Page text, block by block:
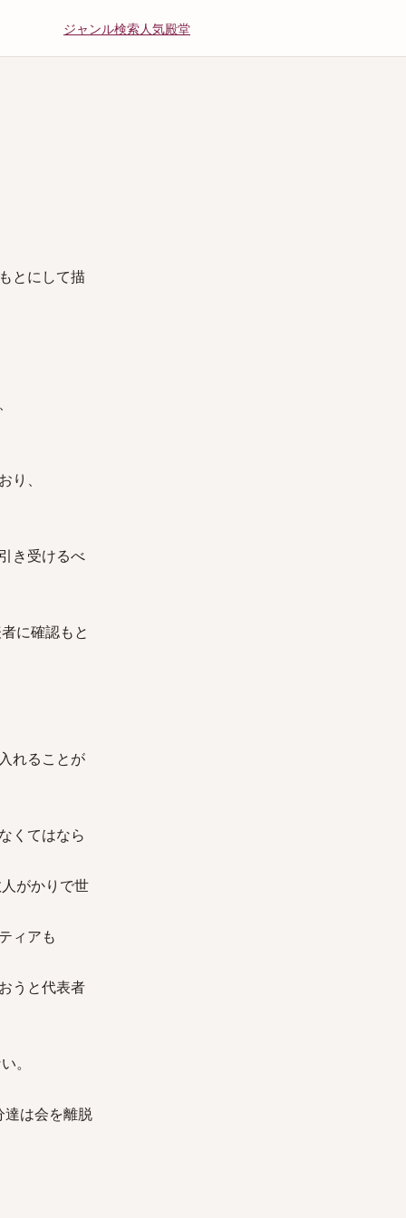
ジャンル検索人気殿堂
とにして描
、
き受けるべ
に確認もと
れることが
くてはなら
がかりで世
ィアも
うと代表者
。
達は会を離脱